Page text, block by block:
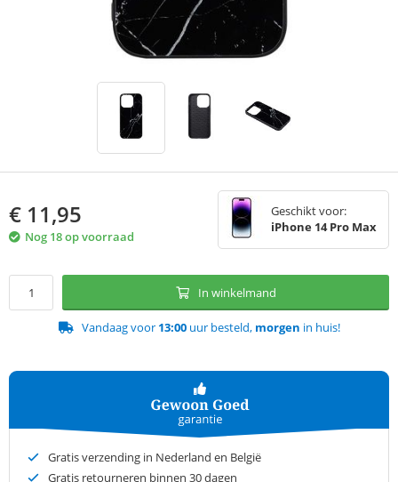
€ 11,95
Nog 18 op voorraad
Geschikt voor:
iPhone 14 Pro Max
In winkelmand
Vandaag voor 13:00uur besteld, morgen in huis!
Gratis verzending in Nederland en België
Gratis retourneren binnen 30 dagen